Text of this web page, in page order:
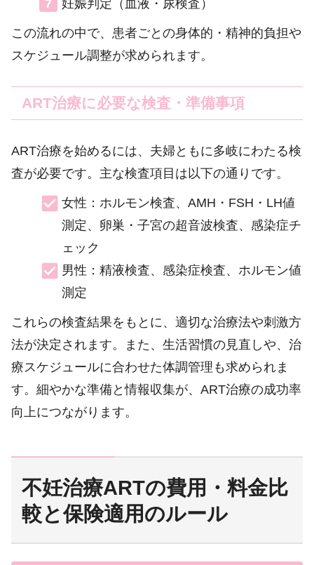
妊娠判定（血液・尿検査）
この流れの中で、患者ごとの身体的・精神的負担や
スケジュール調整が求められます。
ART治療に必要な検査・準備事項
ART治療を始めるには、夫婦ともに多岐にわたる検
査が必要です。主な検査項目は以下の通りです。
女性：ホルモン検査、AMH・FSH・LH値
測定、卵巣・子宮の超音波検査、感染症チ
ェック
男性：精液検査、感染症検査、ホルモン値
測定
これらの検査結果をもとに、適切な治療法や刺激方
法が決定されます。また、生活習慣の見直しや、治
療スケジュールに合わせた体調管理も求められま
す。細やかな準備と情報収集が、ART治療の成功率
向上につながります。
不妊治療ARTの費用・料金比
較と保険適用のルール